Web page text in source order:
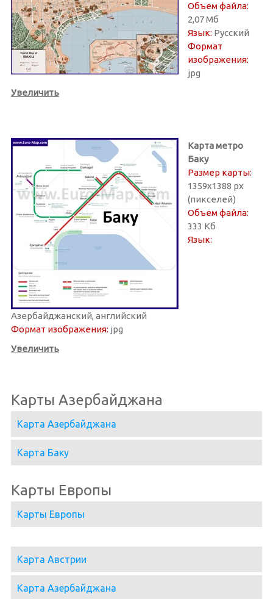
Объем файла:
2,07 Мб
Язык: Русский
Формат
изображения:
jpg
Увеличить
Карта метро
Баку
Размер карты:
1359х1388 px
(пикселей)
Объем файла:
333 Кб
Язык:
Азербайджанский, английский
Формат изображения: jpg
Увеличить
Карты Азербайджана
Карта Азербайджана
Карта Баку
Карты Европы
Карты Европы
Карта Австрии
Карта Азербайджана